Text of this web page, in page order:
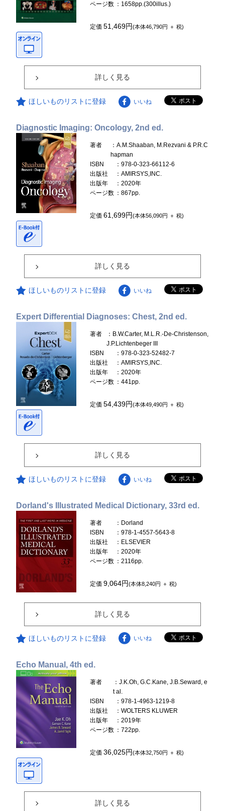
ページ数 ：1658pp.(300illus.)
定価51,469円(本体46,790円 ＋ 税)
詳しく見る
ほしいものリストに登録 いいね
Diagnostic Imaging: Oncology, 2nd ed.
著者
：A.M.Shaaban, M.Rezvani & P.R.C
hapman
ISBN
：978-0-323-66112-6
出版社
：AMIRSYS,INC.
出版年
：2020年
ページ数 ：867pp.
定価61,699円(本体56,090円 ＋ 税)
詳しく見る
ほしいものリストに登録 いいね
Expert Differential Diagnoses: Chest, 2nd ed.
著者
：B.W.Carter, M.L.R.-De-Christenson,
J.P.Lichtenbeger III
ISBN
：978-0-323-52482-7
出版社
：AMIRSYS,INC.
出版年
：2020年
ページ数 ：441pp.
定価54,439円(本体49,490円 ＋ 税)
詳しく見る
ほしいものリストに登録 いいね
Dorland's Illustrated Medical Dictionary, 33rd ed.
著者
：Dorland
ISBN
：978-1-4557-5643-8
出版社
：ELSEVIER
出版年
：2020年
ページ数 ：2116pp.
定価9,064円(本体8,240円 ＋ 税)
詳しく見る
ほしいものリストに登録 いいね
Echo Manual, 4th ed.
著者
：J.K.Oh, G.C.Kane, J.B.Seward, e
t al.
ISBN
：978-1-4963-1219-8
出版社
：WOLTERS KLUWER
出版年
：2019年
ページ数 ：722pp.
定価36,025円(本体32,750円 ＋ 税)
詳しく見る